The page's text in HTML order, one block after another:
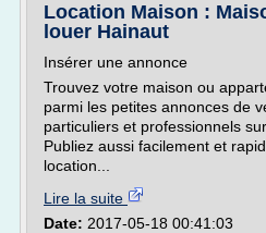
Location Maison :
louer Hainaut
Insérer une annonce
Trouvez votre maison ou
parmi les petites annonces de
particuliers et professionnels
Publiez aussi facilement et
location...
Lire la suite
Date: 2017-05-18 00:41:03